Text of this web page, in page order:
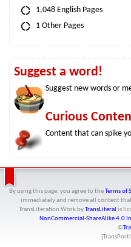
1,048 English Pages
1 Other Pages
Suggest a word!
Suggest new words or
Curious
Content that can spike
By using this page, you agree to the Terms of
immediately and remove all content
TransLiteration Workby TransLiteral is
NonCommercial-ShareAlike 4.0
©